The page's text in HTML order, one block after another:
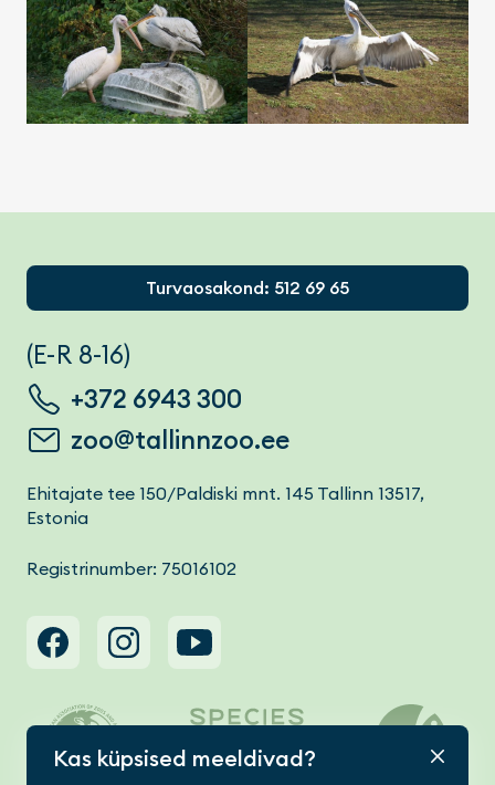
Turvaosakond: 512 69 65
(E-R 8-16)
+372 6943 300
zoo@tallinnzoo.ee
Ehitajate tee 150/Paldiski mnt. 145 Tallinn 13517,
Estonia
Registrinumber: 75016102
Footer menu
Kas küpsised meeldivad?